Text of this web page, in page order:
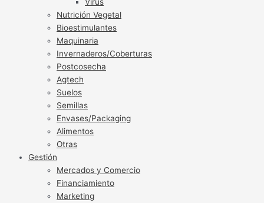
Nutrición Vegetal
Bioestimulantes
Maquinaria
Invernaderos/Coberturas
Postcosecha
Agtech
Suelos
Semillas
Envases/Packaging
Alimentos
Otras
Gestión
Mercados y Comercio
Financiamiento
Marketing